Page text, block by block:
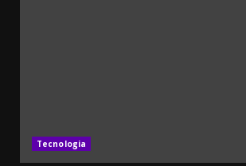
Tecnologia